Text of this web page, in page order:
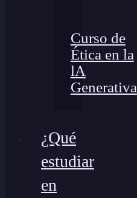
Curso de
Ética en la
lA
Generativa
¿Qué
estudiar
en